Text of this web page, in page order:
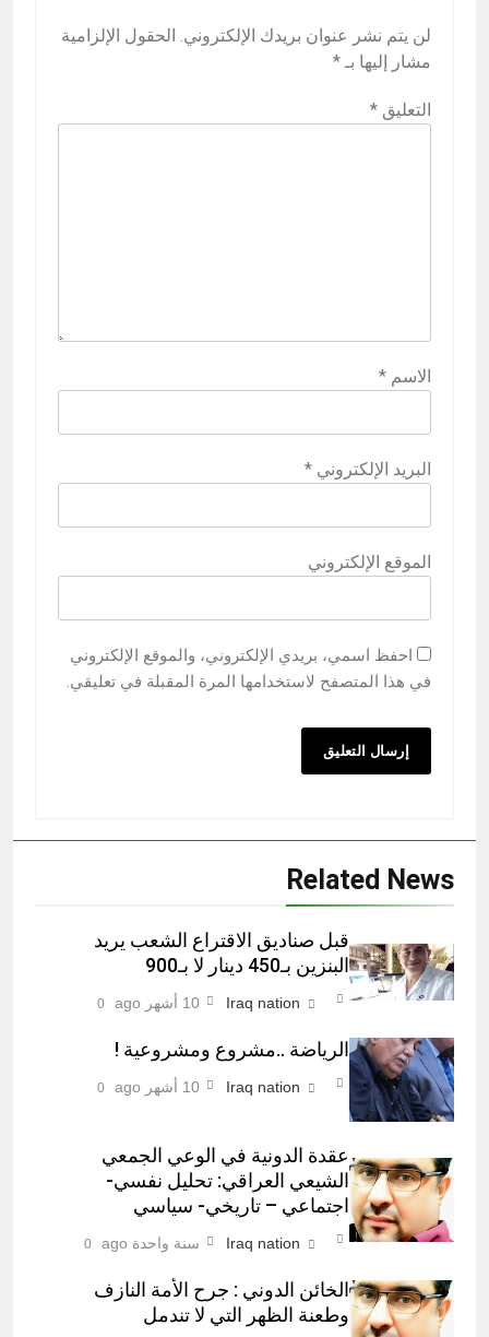
لن يتم نشر عنوان بريدك الإلكتروني. الحقول الإلزامية
مشار إليها بـ *
التعليق *
الاسم *
البريد الإلكتروني *
الموقع الإلكتروني
احفظ اسمي، بريدي الإلكتروني، والموقع الإلكتروني
في هذا المتصفح لاستخدامها المرة المقبلة في تعليقي.
Related News
قبل صناديق الاقتراع الشعب يريد
البنزين بـ450 دينار لا بـ900
Iraq nation 10 أشهر ago 0
الرياضة ..مشروع ومشروعية !
Iraq nation 10 أشهر ago 0
عقدة الدونية في الوعي الجمعي
الشيعي العراقي: تحليل نفسي-
اجتماعي – تاريخي- سياسي
Iraq nation سنة واحدة ago 0
الخائن الدوني : جرح الأمة النازف
وطعنة الظهر التي لا تندمل